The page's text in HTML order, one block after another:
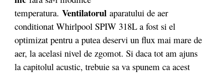
temperatura. Ventilatorul aparatului de aer
conditionat Whirlpool SPIW 318L a fost si el
optimizat pentru a putea deservi un flux mai mare de
aer, la acelasi nivel de zgomot. Si daca tot am ajuns
la capitolul acustic, trebuie sa va spunem ca acest